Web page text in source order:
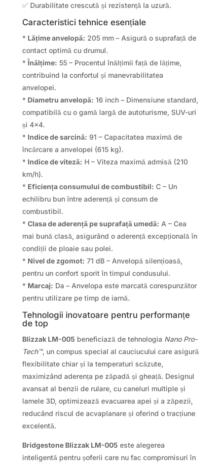
✅ Durabilitate crescută și rezistență la uzură.
Caracteristici tehnice esențiale
* Lățime anvelopă: 205 mm – Asigură o suprafață de
contact optimă cu drumul.
*Înălțime: 55 – Procentul înălțimii față de lățime,
contribuind la confortul și manevrabilitatea
anvelopei.
* Diametru anvelopă: 16 inch – Dimensiune standard,
compatibilă cu o gamă largă de autoturisme, SUV-uri
și 4×4.
* Indice de sarcină: 91 – Capacitatea maximă de
încărcare a anvelopei (615 kg).
* Indice de viteză: H – Viteza maximă admisă (210
km/h).
* Eficiența consumului de combustibil: C – Un
echilibru bun între aderență și consum de
combustibil.
* Clasa de aderență pe suprafață umedă: A – Cea
mai bună clasă, asigurând o aderență excepțională în
condiții de ploaie sau polei.
* Nivel de zgomot: 71 dB – Anvelopă silențioasă,
pentru un confort sporit în timpul condusului.
* Marcaj: Da – Anvelopa este marcată corespunzător
pentru utilizare pe timp de iarnă.
Tehnologii inovatoare pentru performanțe
de top
Blizzak LM-005 beneficiază de tehnologia Nano Pro-
Tech™, un compus special al cauciucului care asigură
flexibilitate chiar și la temperaturi scăzute,
maximizând aderența pe zăpadă și gheață. Designul
avansat al benzii de rulare, cu caneluri multiple și
lamele 3D, optimizează evacuarea apei și a zăpezii,
reducând riscul de acvaplanare și oferind o tracțiune
excelentă.
Bridgestone Blizzak LM-005 este alegerea
inteligentă pentru șoferii care nu fac compromisuri în